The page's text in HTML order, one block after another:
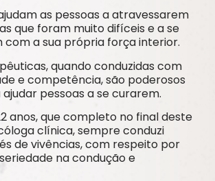
as pessoas aatravessarem
que foram muito difíceis ease
a sua própria força interior.
quando conduzidas com
e competência, são poderosos
pessoas a se curarem.
anos,que completo no final deste
clínica, sempre conduzi
de vivências, com respeito por
na condução e